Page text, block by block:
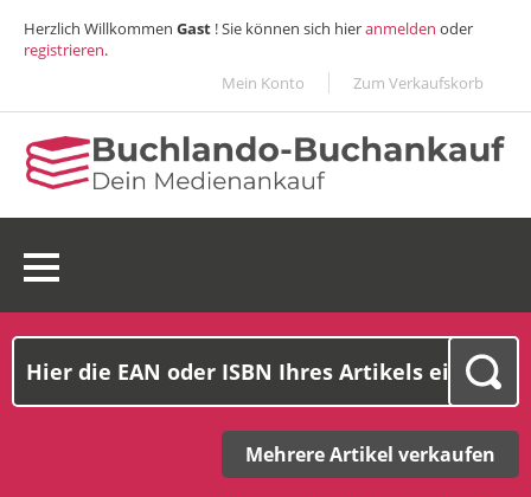
Herzlich Willkommen Gast ! Sie können sich hieranmelden oder
registrieren.
Mein Konto
Zum Verkaufskorb
Mehrere Artikel verkaufen